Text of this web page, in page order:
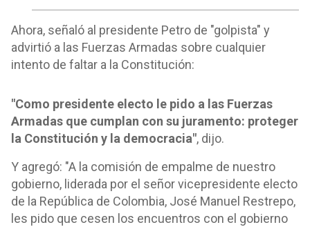
Ahora, señaló al presidente Petro de "golpista" y
advirtió a las Fuerzas Armadas sobre cualquier
intento de faltar a la Constitución:
"Como presidente electo le pido a las Fuerzas
Armadas que cumplan con su juramento: proteger
la Constitución y la democracia", dijo.
Y agregó: "A la comisión de empalme de nuestro
gobierno, liderada por el señor vicepresidente electo
de la República de Colombia, José Manuel Restrepo,
les pido que cesen los encuentros con el gobierno